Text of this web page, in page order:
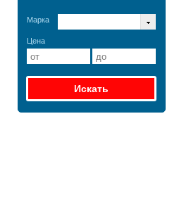
Марка
Цена